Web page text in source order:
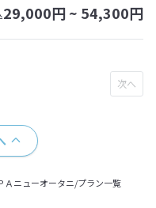
29,000円 ~ 54,300円
Ａニューオータニ/プラン一覧